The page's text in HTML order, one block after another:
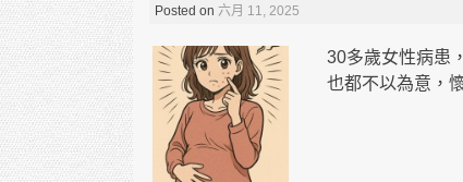
Posted on 六月 11, 2025
30多歲女性病患
也都不以為意，